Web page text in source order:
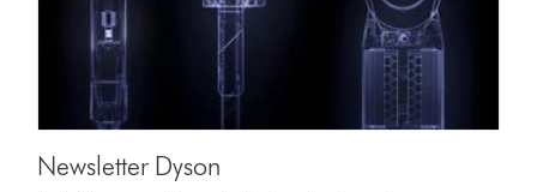
Newsletter Dyson